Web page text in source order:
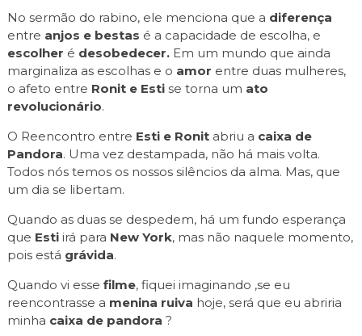
No sermão do rabino, ele menciona que a diferença
entre anjos e bestas é a capacidade de escolha, e
escolher é desobedecer.Em um mundo que ainda
marginaliza as escolhas e o amor entre duas mulheres,
o afeto entre Ronit e Estise torna um ato
revolucionário.
O Reencontro entre Esti e Ronitabriu a caixa de
Pandora. Uma vez destampada, não há mais volta.
Todos nós temos os nossos silêncios da alma. Mas, que
um dia se libertam.
Quando as duas se despedem, há um fundo esperança
que Estiirá para New York, mas não naquele momento,
pois está grávida.
Quando vi esse filme, fiquei imaginando ,se eu
reencontrasse a menina ruiva hoje, será que eu abriria
minha caixa de pandora ?